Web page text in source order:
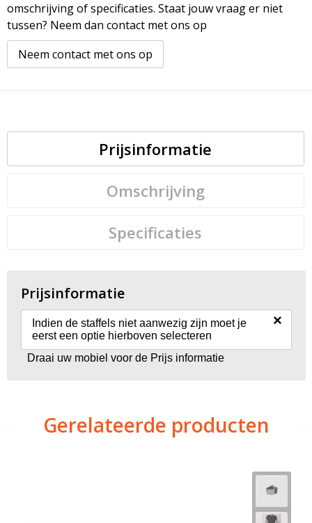
omschrijving of specificaties. Staat jouw vraag er niet
tussen? Neem dan contact met ons op
Neem contact met ons op
Prijsinformatie
Omschrijving
Specificaties
Prijsinformatie
Indien de staffels niet aanwezig zijn moet je
eerst een optie hierboven selecteren
×
Draai uw mobiel voor de Prijs informatie
Gerelateerde producten